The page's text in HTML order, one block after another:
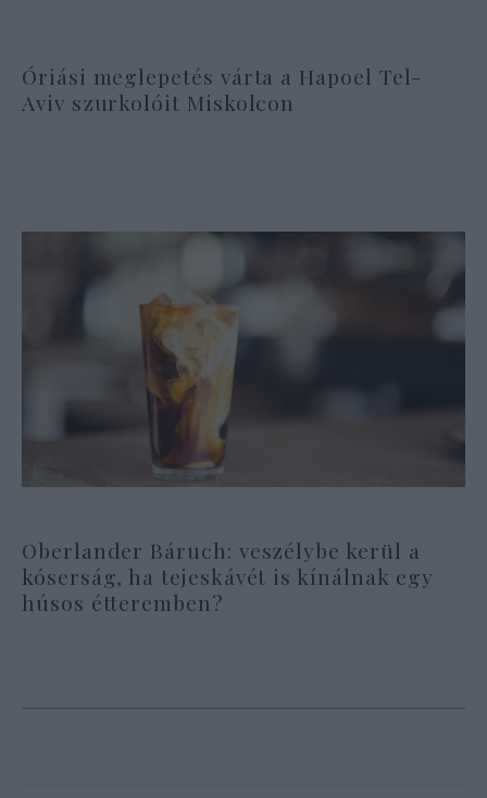
Óriási meglepetés várta a Hapoel Tel-
Aviv szurkolóit Miskolcon
Oberlander Báruch: veszélybe kerül a
kóserság, ha tejeskávét is kínálnak egy
húsos étteremben?